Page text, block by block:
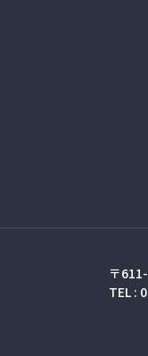
〒
TEL :